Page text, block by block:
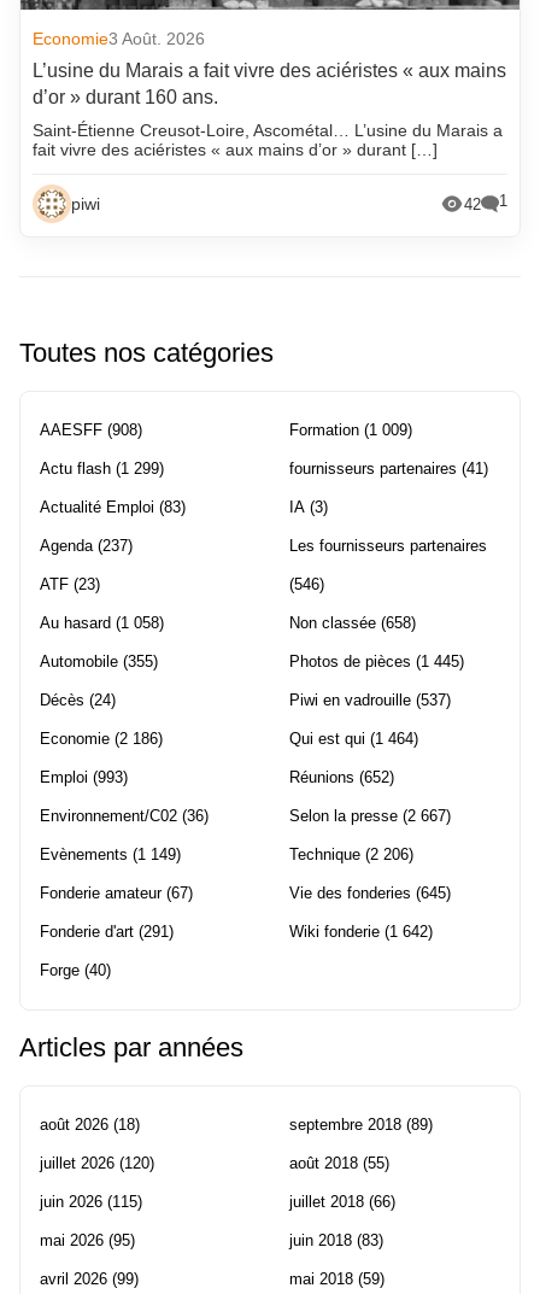
Economie3 Août. 2026
L’usine du Marais a fait vivre des aciéristes « aux mains
d’or » durant 160 ans.
Saint-Étienne Creusot-Loire, Ascométal… L’usine du Marais a
fait vivre des aciéristes « aux mains d’or » durant […]
piwi 42 1
Toutes nos catégories
AAESFF (908)
Actu flash (1 299)
Actualité Emploi (83)
Agenda (237)
ATF (23)
Au hasard (1 058)
Automobile (355)
Décès (24)
Economie (2 186)
Emploi (993)
Environnement/C02 (36)
Evènements (1 149)
Fonderie amateur(67)
Fonderie d'art (291)
Forge (40)
Formation (1 009)
fournisseurs partenaires (41)
IA (3)
Les fournisseurs partenaires
(546)
Non classée (658)
Photos de pièces (1 445)
Piwi en vadrouille (537)
Qui est qui (1 464)
Réunions (652)
Selon la presse (2 667)
Technique (2 206)
Vie des fonderies (645)
Wiki fonderie (1 642)
Articles par années
août 2026 (18)
juillet 2026 (120)
juin 2026 (115)
mai 2026 (95)
avril 2026 (99)
septembre 2018 (89)
août 2018 (55)
juillet 2018 (66)
juin 2018 (83)
mai 2018 (59)